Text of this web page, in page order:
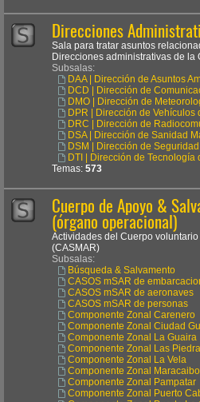
Direcciones
Sala para tratar asuntos
Direcciones administrativas de la
Subsalas:
DAA | Dirección de Asuntos
DCD | Dirección de
DMO | Dirección de
DPR | Dirección de Vehículos
DRC | Dirección de
DSA | Dirección de Sanidad
DSM | Dirección de
DTI | Dirección de Tecnología
Temas: 573
Cuerpo de Apoyo &
(órgano operacional)
Actividades del Cuerpo
(CASMAR)
Subsalas:
Búsqueda & Salvamento
CASOS mSAR de
CASOS mSAR de aeronaves
CASOS mSAR de personas
Componente Zonal Carenero
Componente Zonal Ciudad
Componente Zonal La Guaira
Componente Zonal Las
Componente Zonal La Vela
Componente Zonal Maracaibo
Componente Zonal Pampatar
Componente Zonal Puerto